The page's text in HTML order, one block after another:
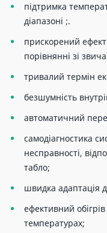
підтримка
діапазоні ;.
прискорений
порівнянні зі
тривалий термін
безшумність
автоматичний
самодіагностика
несправності,
табло;
швидка адаптація
ефективний
температурах;